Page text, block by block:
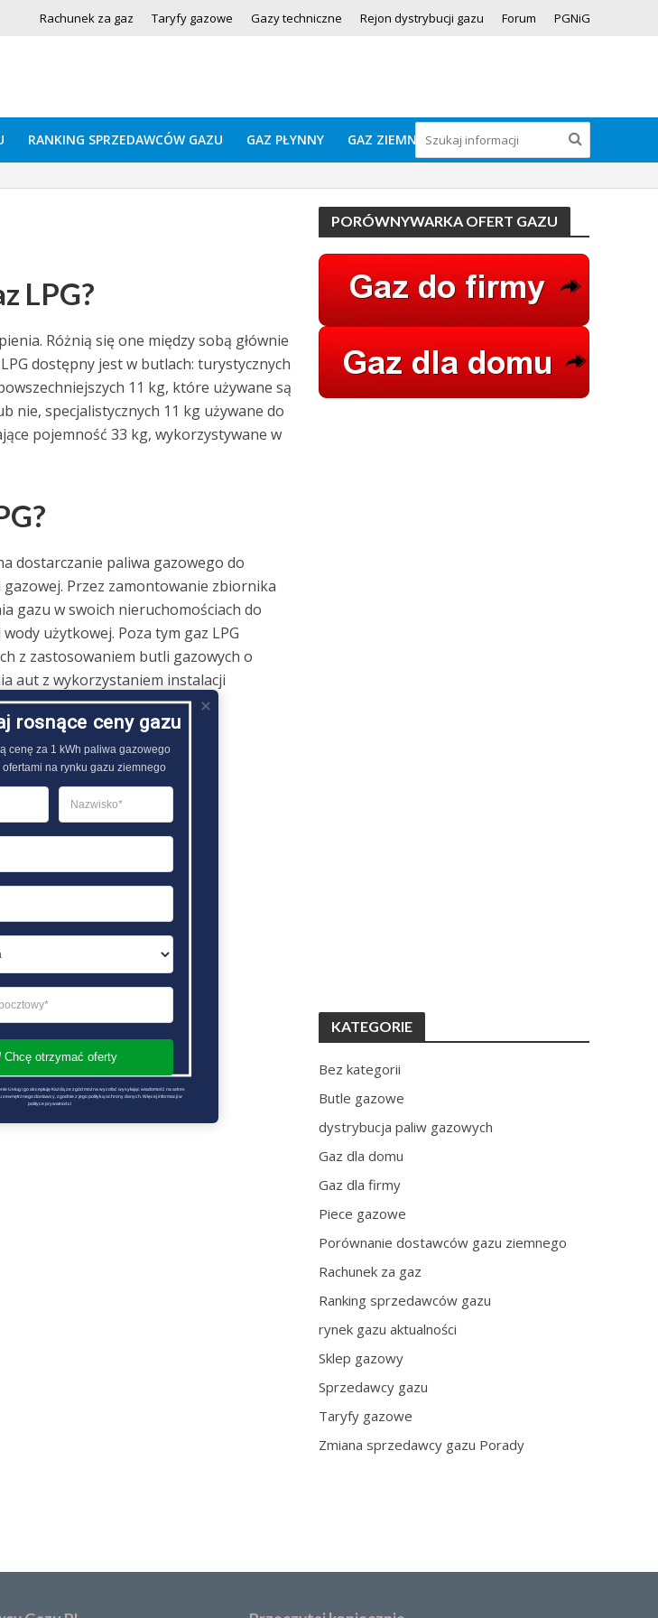
Rachunek za gaz Taryfy gazowe Gazy techniczne Rejon dystrybucji gazu Forum PGNiG
RANKING SPRZEDAWCÓW GAZU GAZ PŁYNNY GAZ ZIEMNY
LPG?
Różnią się one między sobą głównie
dostępny jest w butlach: turystycznych
11 kg, które używane są
nie, specjalistycznych 11 kg używane do
pojemność 33 kg, wykorzystywane w
dostarczanie paliwa gazowego do
Przez zamontowanie zbiornika
gazu w swoich nieruchomościach do
użytkowej. Poza tym gaz LPG
z zastosowaniem butli gazowych o
aut z wykorzystaniem instalacji
czy żywności..
PORÓWNYWARKA OFERT GAZU
KATEGORIE
Bez kategorii
Butle gazowe
dystrybucja paliw gazowych
Gaz dla domu
Gaz dla firmy
Piece gazowe
Porównanie dostawców gazu ziemnego
Rachunek za gaz
Ranking sprzedawców gazu
rynek gazu aktualności
Sklep gazowy
Sprzedawcy gazu
Taryfy gazowe
Zmiana sprzedawcy gazu Porady
rosnące ceny gazu
cenę za 1 kWh paliwa gazowego
na rynku gazu ziemnego
Chcę otrzymać oferty
Usług i go akceptuję Każdą ze zgód można wycofać wysyłając wiadomość na adres
zewnętrznego dostawcy, zgodnie z jego polityką ochrony danych. Więcej informacji w
polityce prywatności